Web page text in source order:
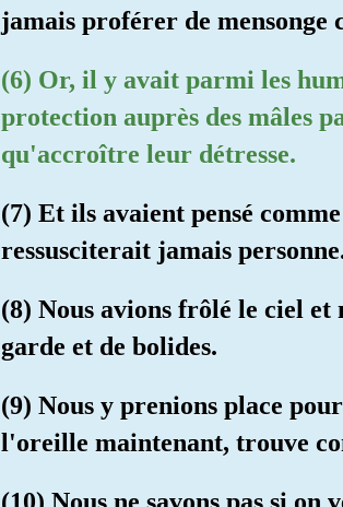
jamais proférer de mensonge
(6) Or, il y avait parmi les
protection auprès des mâles
qu'accroître leur détresse.
(7) Et ils avaient pensé
ressusciterait jamais
(8) Nous avions frôlé le ciel
garde et de bolides.
(9) Nous y prenions place
l'oreille maintenant, trouve
(10) Nous ne savons pas si